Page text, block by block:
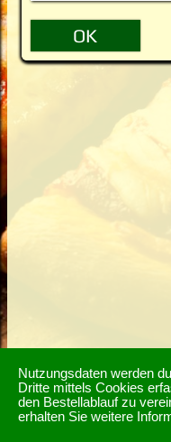
Nutzungsdaten werden
Dritte mittels Cookies
den Bestellablauf zu
erhalten Sie weitere